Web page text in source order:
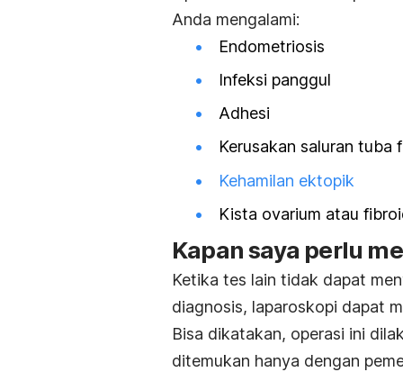
Anda mengalami:
Endometriosis
Infeksi panggul
Adhesi
Kerusakan saluran tuba
Kehamilan ektopik
Kista ovarium atau
Kapan saya perlu
Ketika tes lain tidak dapat
diagnosis, laparoskopi dapat
Bisa dikatakan, operasi ini
ditemukan hanya dengan